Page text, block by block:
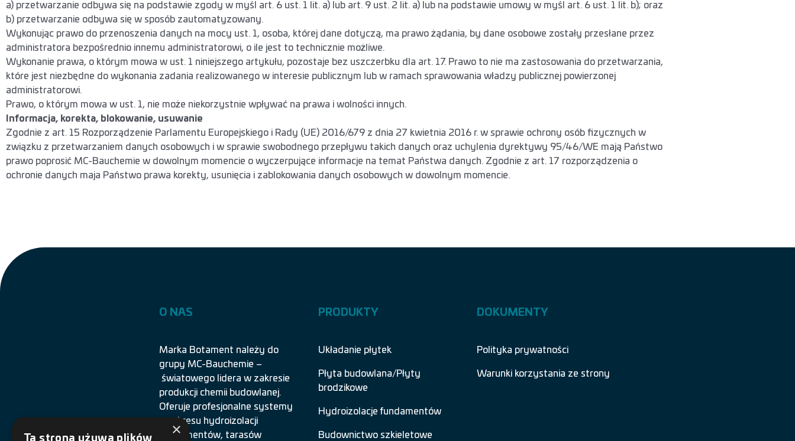
a) przetwarzanie odbywa się na podstawie zgody w myśl art. 6 ust. 1 lit. a) lub art. 9 ust. 2 lit. a) lub na podstawie umowy w myśl art. 6 ust. 1 lit. b); oraz
b) przetwarzanie odbywa się w sposób zautomatyzowany.
Wykonując prawo do przenoszenia danych na mocy ust. 1, osoba, której dane dotyczą, ma prawo żądania, by dane osobowe zostały przesłane przez
administratora bezpośrednio innemu administratorowi, o ile jest to technicznie możliwe.
Wykonanie prawa, o którym mowa w ust. 1 niniejszego artykułu, pozostaje bez uszczerbku dla art. 17. Prawo to nie ma zastosowania do przetwarzania,
które jest niezbędne do wykonania zadania realizowanego w interesie publicznym lub w ramach sprawowania władzy publicznej powierzonej
administratorowi.
Prawo, o którym mowa w ust. 1, nie może niekorzystnie wpływać na prawa i wolności innych.
Informacja, korekta, blokowanie, usuwanie
Zgodnie z art. 15 Rozporządzenie Parlamentu Europejskiego i Rady (UE) 2016/679 z dnia 27 kwietnia 2016 r. w sprawie ochrony osób fizycznych w
związku z przetwarzaniem danych osobowych i w sprawie swobodnego przepływu takich danych oraz uchylenia dyrektywy 95/46/WE mają Państwo
prawo poprosić MC-Bauchemie w dowolnym momencie o wyczerpujące informacje na temat Państwa danych. Zgodnie z art. 17 rozporządzenia o
ochronie danych maja Państwo prawa korekty, usunięcia i zablokowania danych osobowych w dowolnym momencie.
O NAS
Marka Botament należy do
grupy MC-Bauchemie –
światowego lidera w zakresie
produkcji chemii budowlanej.
Oferuje profesjonalne systemy
z zakresu hydroizolacji
fundamentów, tarasów
PRODUKTY
Układanie płytek
Płyta budowlana/Płyty
brodzikowe
Hydroizolacje fundamentów
Budownictwo szkieletowe
DOKUMENTY
Polityka prywatności
Warunki korzystania ze strony
×
Ta strona używa plików